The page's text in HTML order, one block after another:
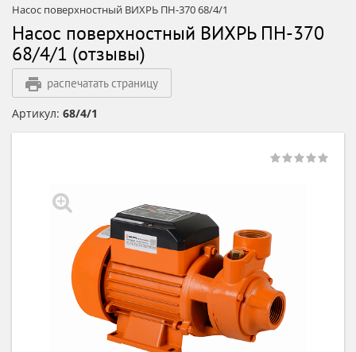
Насос поверхностный ВИХРЬ ПН-370 68/4/1
Насос поверхностный ВИХРЬ ПН-370
68/4/1 (отзывы)
распечатать страницу
Артикул: 68/4/1